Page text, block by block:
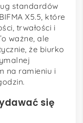
standardów
X5.5, które
trwałości i
ważne, ale
że biurko
na ramieniu i
się